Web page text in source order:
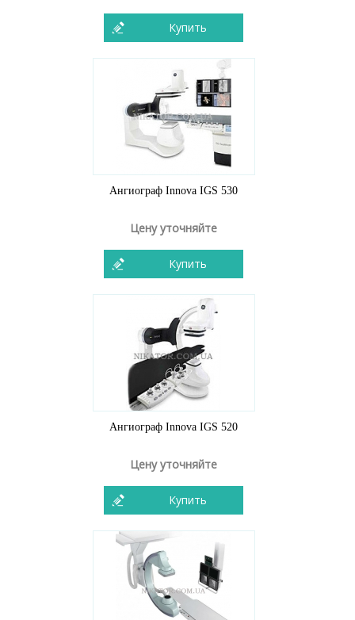
Купить
Ангиограф Innova IGS 530
Цену уточняйте
Купить
Ангиограф Innova IGS 520
Цену уточняйте
Купить